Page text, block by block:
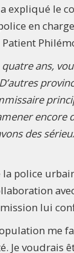
expliqué le
en
ans,
encore
des
police
lui
me
Je voudrais